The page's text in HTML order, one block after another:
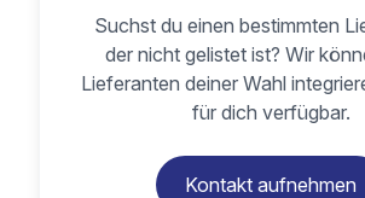
Suchst du einen bestimmten
der nicht gelistet ist? Wir
Lieferanten deiner Wahl
für dich verfügbar.
Kontakt aufnehmen